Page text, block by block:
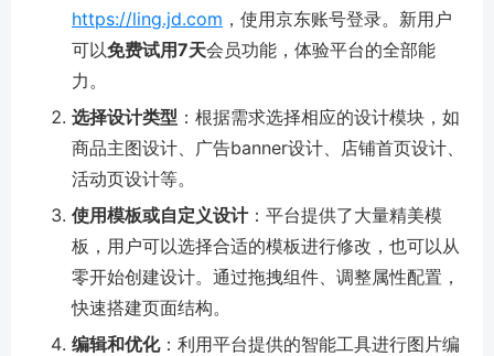
https://ling.jd.com ，使用京东账号登录。新用户
可以免费试用7天会员功能，体验平台的全部能
力。
选择设计类型 ：根据需求选择相应的设计模块，如
商品主图设计、广告banner设计、店铺首页设计、
活动页设计等。
使用模板或自定义设计：平台提供了大量精美模
板，用户可以选择合适的模板进行修改，也可以从
零开始创建设计。通过拖拽组件、调整属性配置，
快速搭建页面结构。
编辑和优化：利用平台提供的智能工具进行图片编